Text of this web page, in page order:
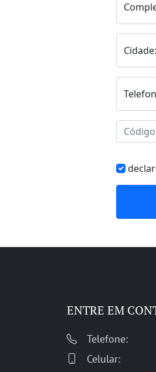
Cidade:
ENTRE EM
Telefone:
Celular: